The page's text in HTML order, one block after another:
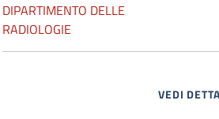
DIPARTIMENTO DELLE
RADIOLOGIE
VEDI